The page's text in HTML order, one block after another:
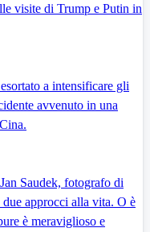
visite di Trump e Putin in
a intensificare gli
avvenuto in una
Saudek, fotografo di
approcci alla vita. O è
è meraviglioso e